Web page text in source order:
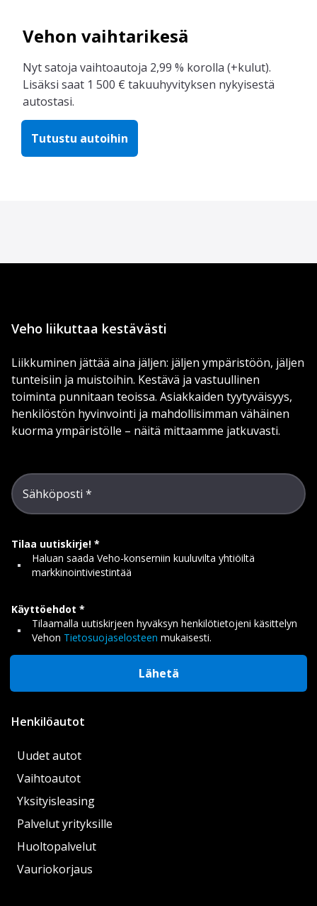
Vehon vaihtarikesä
Nyt satoja vaihtoautoja 2,99 % korolla (+kulut).
Lisäksi saat 1 500 € takuuhyvityksen nykyisestä
autostasi.
Tutustu autoihin
Veho liikuttaa kestävästi
Liikkuminen jättää aina jäljen: jäljen ympäristöön, jäljen
tunteisiin ja muistoihin. Kestävä ja vastuullinen
toiminta punnitaan teoissa. Asiakkaiden tyytyväisyys,
henkilöstön hyvinvointi ja mahdollisimman vähäinen
kuorma ympäristölle – näitä mittaamme jatkuvasti.
Sähköposti
Tilaa uutiskirje!
Haluan saada Veho-konserniin kuuluvilta yhtiöiltä
markkinointiviestintää
Käyttöehdot
Tilaamalla uutiskirjeen hyväksyn henkilötietojeni käsittelyn
Vehon Tietosuojaselosteen mukaisesti.
Lähetä
Henkilöautot
Uudet autot
Vaihtoautot
Yksityisleasing
Palvelut yrityksille
Huoltopalvelut
Vauriokorjaus